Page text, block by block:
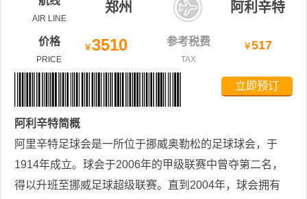
AIR LINE
郑州 阿利辛特
价格
PRICE
￥3510 参考税费
TAX
￥517
立即预订
阿利辛特简概
阿里辛特足球会是一所位于挪威奥勒松的足球球会，于
1914年成立。球会于2006年的甲级联赛中曾夺第二名，
得以升班至挪威足球超级联赛。直到2004年，球会拥有